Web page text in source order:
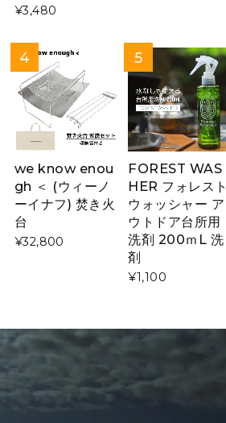
¥3,480
we know enou
gh ＜ (ウィーノ
ーイナフ) 焚き火
台
¥32,800
FOREST WAS
HER フォレスト
ウォッシャー ア
ウトドア台所用
洗剤 200ｍL 洗
剤
¥1,100